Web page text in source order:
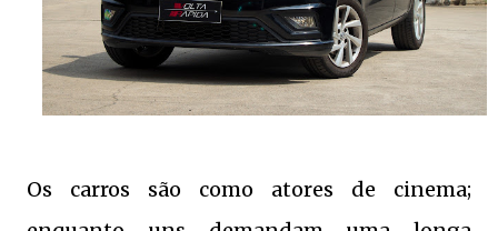
Os carros são como atores de cinema;